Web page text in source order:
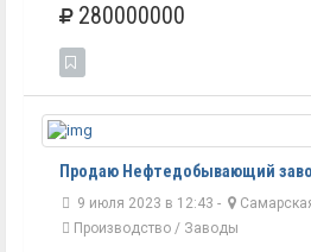
280000000
Продаю Нефтедобывающий
9 июля 2023 в 12:43 -
Производство / Заводы